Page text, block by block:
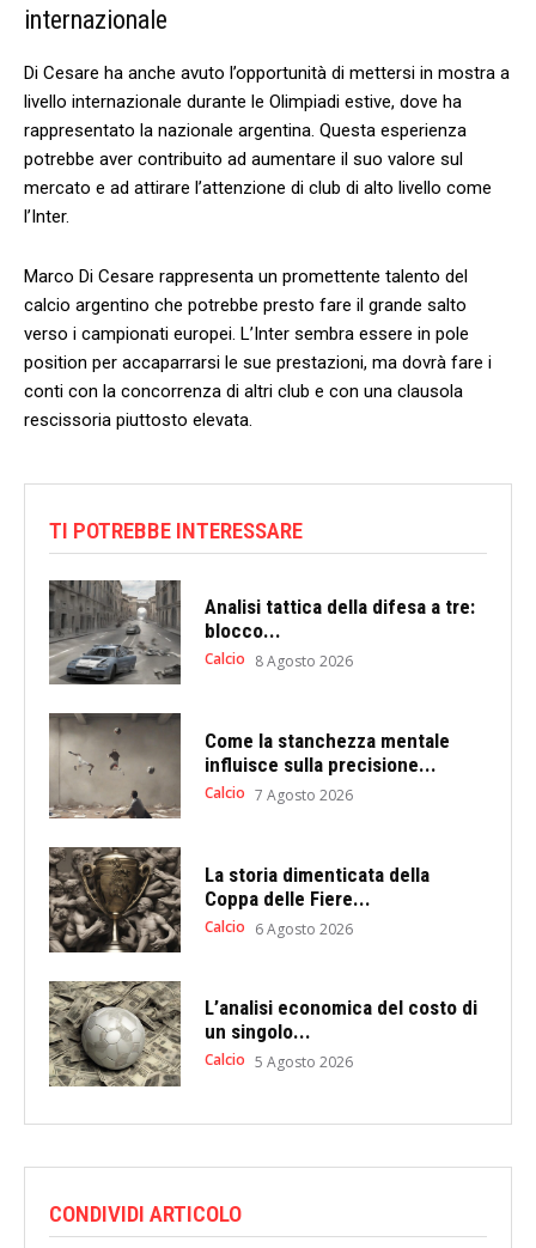
⁢internazionale
Di Cesare ha anche avuto l’opportunità di mettersi in mostra a
livello⁢ internazionale durante ⁢le Olimpiadi estive, dove ha
⁣rappresentato la ​nazionale​ argentina. Questa esperienza
potrebbe​ aver contribuito ad aumentare il suo valore sul
mercato e ad ​attirare l’attenzione di club di alto livello come
l’Inter.
Marco Di Cesare rappresenta un promettente talento ​del
calcio⁤ argentino che potrebbe presto fare il ⁢grande ​salto
verso i campionati europei. ⁢L’Inter sembra essere in pole
position per accaparrarsi le ⁤sue prestazioni, ma dovrà fare i
conti con la concorrenza di altri club e con una clausola
rescissoria piuttosto ‌elevata.
TI POTREBBE INTERESSARE
Analisi tattica della difesa a tre:
blocco...
Calcio 8 Agosto 2026
Come la stanchezza mentale
influisce sulla precisione...
Calcio 7 Agosto 2026
La storia dimenticata della
Coppa delle Fiere...
Calcio 6 Agosto 2026
L’analisi economica del costo di
un singolo...
Calcio 5 Agosto 2026
CONDIVIDI ARTICOLO